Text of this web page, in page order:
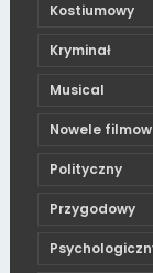
Kostiumowy
Kryminał
Musical
Nowele
Polityczny
Przygodowy